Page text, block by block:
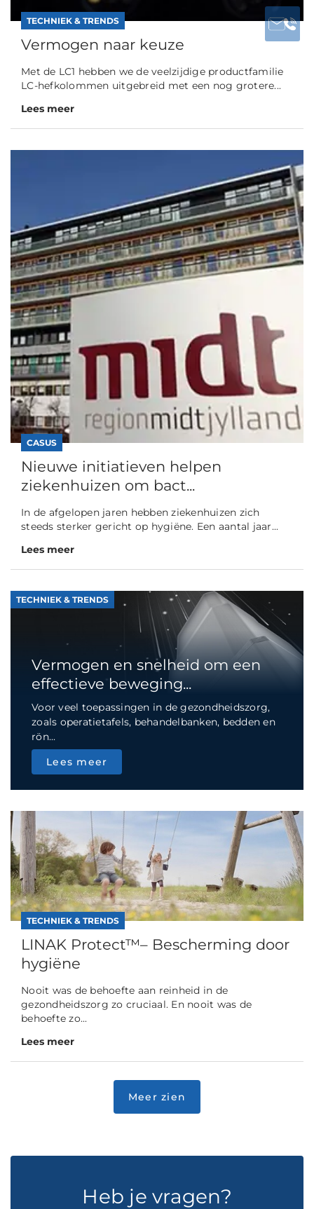
TECHNIEK & TRENDS
Vermogen naar keuze
Met de LC1 hebben we de veelzijdige productfamilie
LC-hefkolommen uitgebreid met een nog grotere...
Lees meer
CASUS
Nieuwe initiatieven helpen
ziekenhuizen om bact...
In de afgelopen jaren hebben ziekenhuizen zich
steeds sterker gericht op hygiëne. Een aantal jaar...
Lees meer
TECHNIEK & TRENDS
Vermogen en snelheid om een
effectieve beweging...
Voor veel toepassingen in de gezondheidszorg,
zoals operatietafels, behandelbanken, bedden en
rön...
Lees meer
TECHNIEK & TRENDS
LINAK Protect™– Bescherming door
hygiëne
Nooit was de behoefte aan reinheid in de
gezondheidszorg zo cruciaal. En nooit was de
behoefte zo...
Lees meer
Heb je vragen?